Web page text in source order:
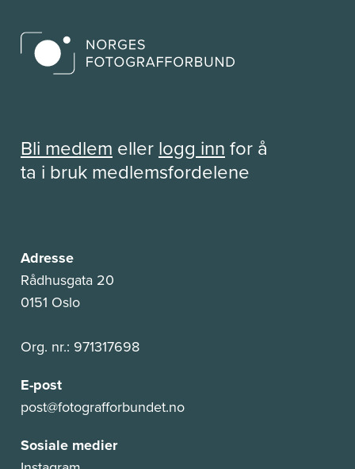
Bli medlem eller logg inn for å
ta i bruk medlemsfordelene
Adresse
Rådhusgata 20
0151 Oslo
Org. nr.: 971317698
E-post
post@fotografforbundet.no
Sosiale medier